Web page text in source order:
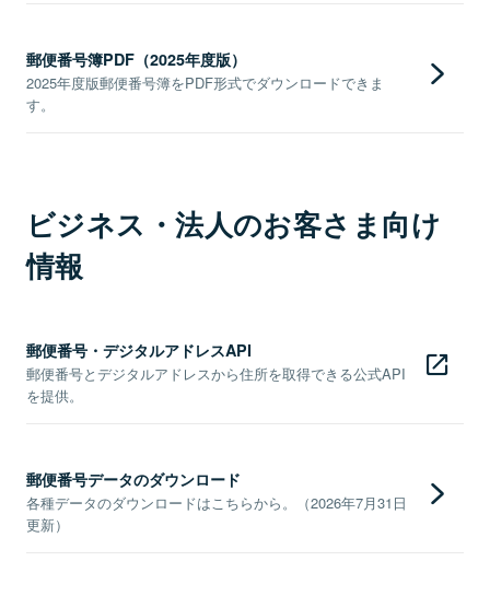
郵便番号簿PDF（2025年度版）
2025年度版郵便番号簿をPDF形式でダウンロードできま
す。
ビジネス・法人のお客さま向け
情報
郵便番号・デジタルアドレスAPI
郵便番号とデジタルアドレスから住所を取得できる公式API
を提供。
郵便番号データのダウンロード
各種データのダウンロードはこちらから。（2026年7月31日
更新）